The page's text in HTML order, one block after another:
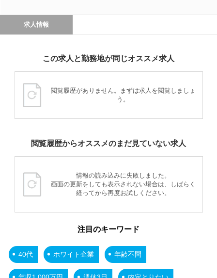
求人情報
この求人と勤務地が同じオススメ求人
閲覧履歴がありません。まずは求人を閲覧しましょ
う。
閲覧履歴からオススメのまだ見ていない求人
情報の読み込みに失敗しました。
画面の更新をしても表示されない場合は、しばらく
経ってから再度お試しください。
注目のキーワード
40代 ホワイト企業 年齢不問